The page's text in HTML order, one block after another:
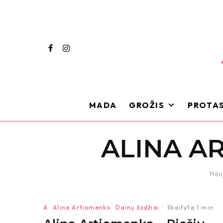
MADA GROŽIS
ALINA
A Alina Artiomenko Dainų žodžiai · Skaityta 1 min